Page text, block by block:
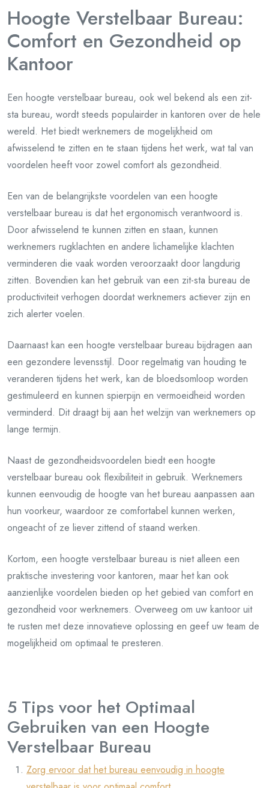
Hoogte Verstelbaar Bureau:
Comfort en Gezondheid op
Kantoor
Een hoogte verstelbaar bureau, ook wel bekend als een zit-
sta bureau, wordt steeds populairder in kantoren over de hele
wereld. Het biedt werknemers de mogelijkheid om
afwisselend te zitten en te staan tijdens het werk, wat tal van
voordelen heeft voor zowel comfort als gezondheid.
Een van de belangrijkste voordelen van een hoogte
verstelbaar bureau is dat het ergonomisch verantwoord is.
Door afwisselend te kunnen zitten en staan, kunnen
werknemers rugklachten en andere lichamelijke klachten
verminderen die vaak worden veroorzaakt door langdurig
zitten. Bovendien kan het gebruik van een zit-sta bureau de
productiviteit verhogen doordat werknemers actiever zijn en
zich alerter voelen.
Daarnaast kan een hoogte verstelbaar bureau bijdragen aan
een gezondere levensstijl. Door regelmatig van houding te
veranderen tijdens het werk, kan de bloedsomloop worden
gestimuleerd en kunnen spierpijn en vermoeidheid worden
verminderd. Dit draagt bij aan het welzijn van werknemers op
lange termijn.
Naast de gezondheidsvoordelen biedt een hoogte
verstelbaar bureau ook flexibiliteit in gebruik. Werknemers
kunnen eenvoudig de hoogte van het bureau aanpassen aan
hun voorkeur, waardoor ze comfortabel kunnen werken,
ongeacht of ze liever zittend of staand werken.
Kortom, een hoogte verstelbaar bureau is niet alleen een
praktische investering voor kantoren, maar het kan ook
aanzienlijke voordelen bieden op het gebied van comfort en
gezondheid voor werknemers. Overweeg om uw kantoor uit
te rusten met deze innovatieve oplossing en geef uw team de
mogelijkheid om optimaal te presteren.
5 Tips voor het Optimaal
Gebruiken van een Hoogte
Verstelbaar Bureau
Zorg ervoor dat het bureau eenvoudig in hoogte